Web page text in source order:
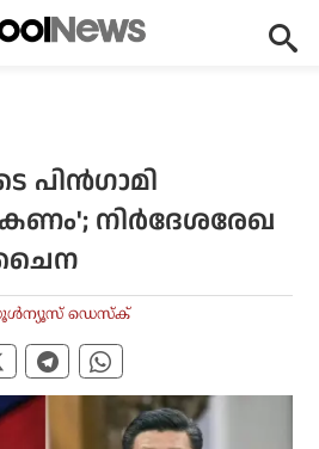
പിന്‍ഗാമി
നിര്‍ദേശരേഖ
ചൈന
ഡെസ്‌ക്